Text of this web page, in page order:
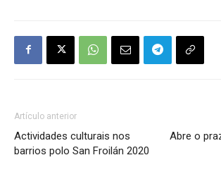
Artículo anterior
Actividades culturais nos
barrios polo San Froilán 2020
Abre o